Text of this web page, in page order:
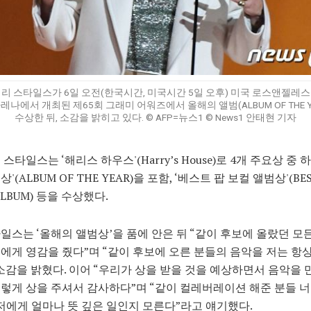
스타일스가 6일 오전(한국시간, 미국시간 5일 오후) 미국 로스앤젤레
나에서 개최된 제65회 그래미 어워즈에서 올해의 앨범(ALBUM OF THE
수상한 뒤, 소감을 밝히고 있다. © AFP=뉴스1 © News1 안태현 기자
타일스는 ‘해리스 하우스'(Harry’s House)로 4개 주요상 중
'(ALBUM OF THE YEAR)을 포함, ‘베스트 팝 보컬 앨범상
등을 수상했다.
스는 ‘올해의 앨범상’을 품에 안은 뒤 “같이 후보에 올랐던 모
게 영감을 줬다”며 “같이 후보에 오른 분들의 음악을 저는 항
감을 밝혔다. 이어 “우리가 상을 받을 것을 예상하면서 음악을
게 상을 주셔서 감사하다”며 “같이 컬레버레이션 해준 분들
에게 얼마나 뜻 깊은 일인지 모른다”라고 얘기했다.